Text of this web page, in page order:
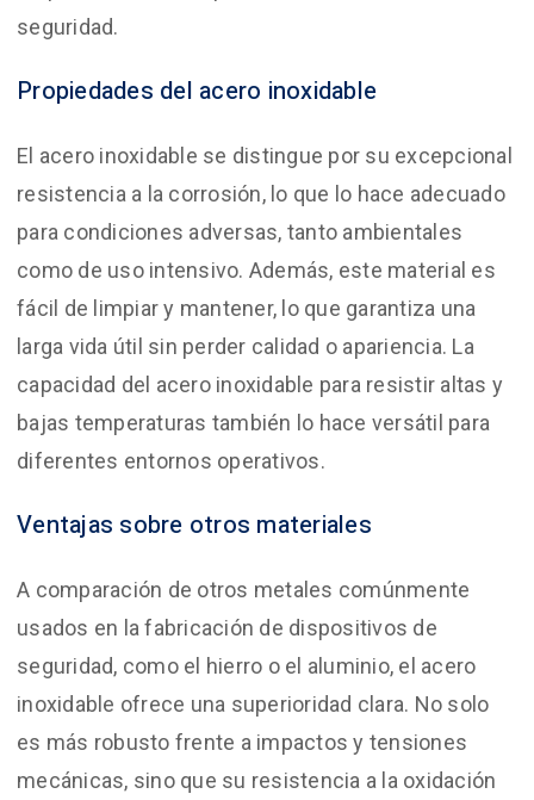
seguridad.
Propiedades del acero inoxidable
El acero inoxidable se distingue por su excepcional
resistencia a la corrosión, lo que lo hace adecuado
para condiciones adversas, tanto ambientales
como de uso intensivo. Además, este material es
fácil de limpiar y mantener, lo que garantiza una
larga vida útil sin perder calidad o apariencia. La
capacidad del acero inoxidable para resistir altas y
bajas temperaturas también lo hace versátil para
diferentes entornos operativos.
Ventajas sobre otros materiales
A comparación de otros metales comúnmente
usados en la fabricación de dispositivos de
seguridad, como el hierro o el aluminio, el acero
inoxidable ofrece una superioridad clara. No solo
es más robusto frente a impactos y tensiones
mecánicas, sino que su resistencia a la oxidación